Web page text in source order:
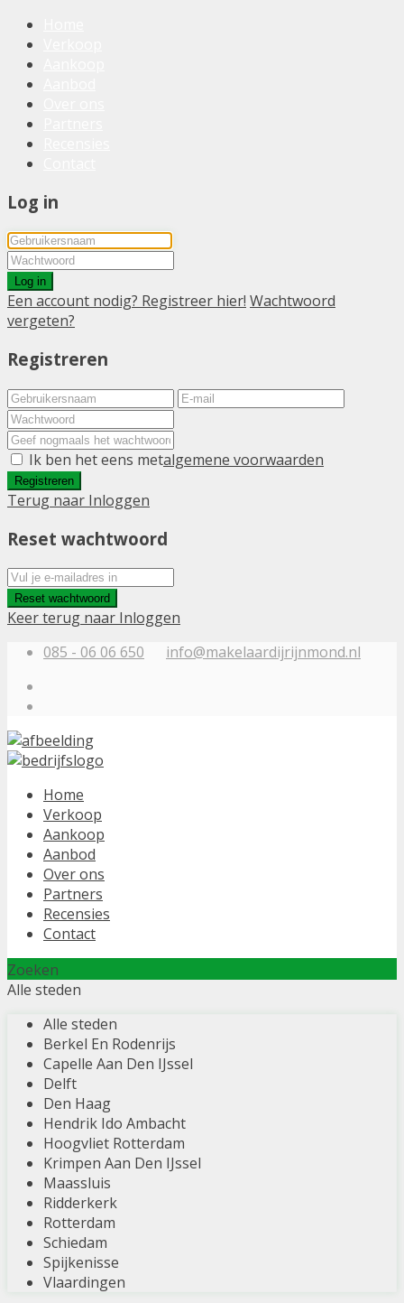
Log in
Log in
Een account nodig? Registreer hier! Wachtwoord
vergeten?
Registreren
Ik ben het eens metalgemene voorwaarden
Registreren
Terug naar Inloggen
Reset wachtwoord
Reset wachtwoord
Keer terug naar Inloggen
085 - 06 06 650
info@makelaardijrijnmond.nl
Home
Verkoop
Aankoop
Aanbod
Over ons
Partners
Recensies
Contact
Zoeken
Alle steden
Alle steden
Berkel En Rodenrijs
Capelle Aan Den IJssel
Delft
Den Haag
Hendrik Ido Ambacht
Hoogvliet Rotterdam
Krimpen Aan Den IJssel
Maassluis
Ridderkerk
Rotterdam
Schiedam
Spijkenisse
Vlaardingen